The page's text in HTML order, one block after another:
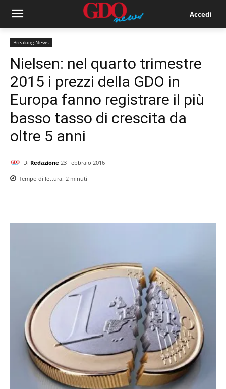
Accedi
Breaking News
Nielsen: nel quarto trimestre
2015 i prezzi della GDO in
Europa fanno registrare il più
basso tasso di crescita da
oltre 5 anni
Di Redazione 23 Febbraio 2016
Tempo di lettura: 2 minuti